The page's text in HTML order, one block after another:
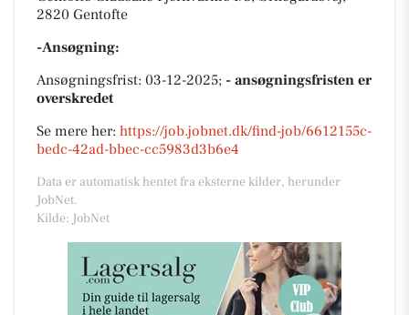
2820 Gentofte
-Ansøgning:
Ansøgningsfrist: 03-12-2025; - ansøgningsfristen er
overskredet
Se mere her: https://job.jobnet.dk/find-job/6612155c-
bedc-42ad-bbec-cc5983d3b6e4
Data er automatisk hentet fra eksterne kilder, herunder
JobNet.
Kilde: JobNet